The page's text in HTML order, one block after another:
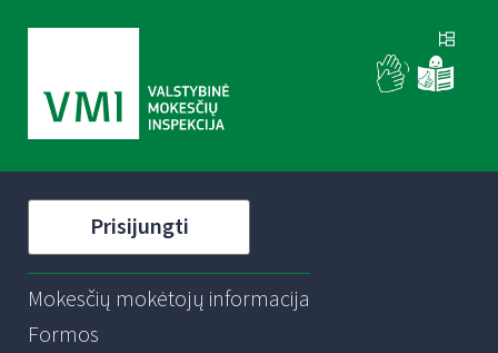
Prisijungti
Mokesčių mokėtojų informacija
Formos